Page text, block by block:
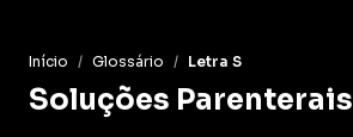
Início / Glossário / Letra S
Soluções Parenterais